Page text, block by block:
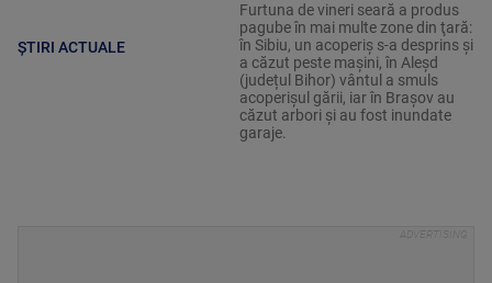
ȘTIRI ACTUALE
Furtuna de vineri seară a produs
pagube în mai multe zone din ţară:
în Sibiu, un acoperiş s-a desprins și
a căzut peste maşini, în Aleşd
(județul Bihor) vântul a smuls
acoperişul gării, iar în Braşov au
căzut arbori şi au fost inundate
garaje.